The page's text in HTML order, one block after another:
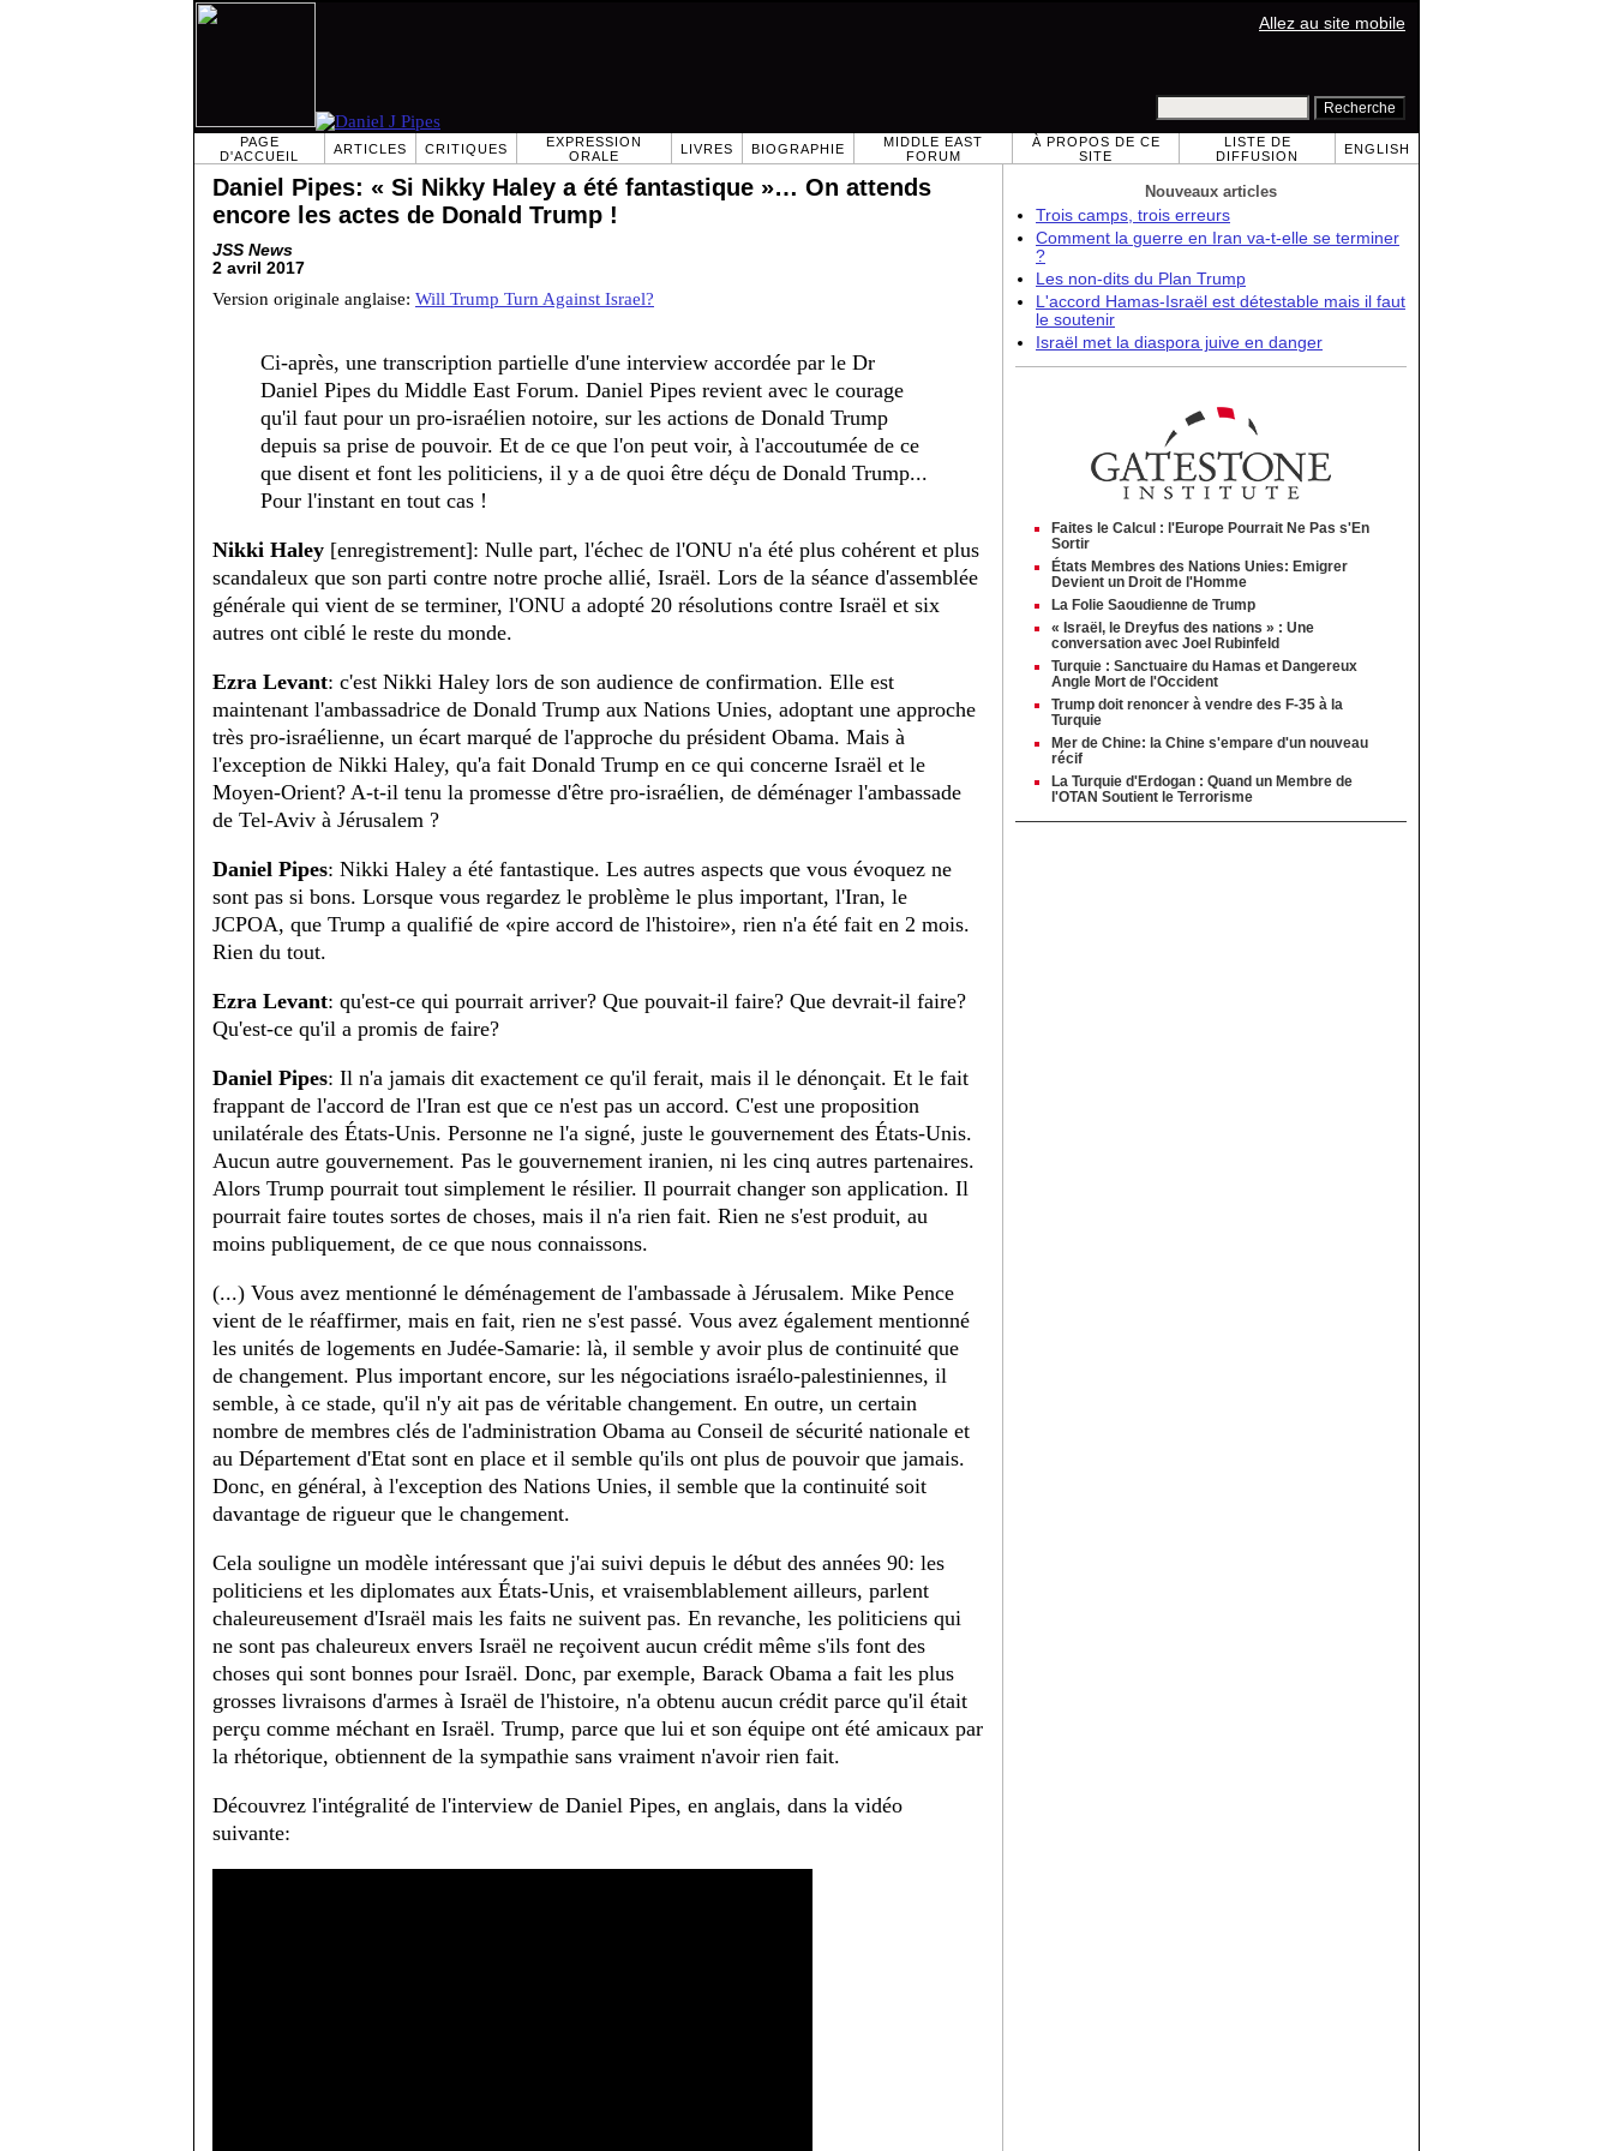
Allez au site mobile
PAGE
D'ACCUEIL
ARTICLES CRITIQUES
EXPRESSION
ORALE
LIVRES BIOGRAPHIE
MIDDLE EAST
FORUM
À PROPOS DE CE
SITE
LISTE DE
DIFFUSION
ENGLISH
Daniel Pipes: « Si Nikky Haley a été fantastique »… On attends
encore les actes de Donald Trump !
JSS News
2 avril 2017
Version originale anglaise: Will Trump Turn Against Israel?
Ci-après, une transcription partielle d'une interview accordée par le Dr
Daniel Pipes du Middle East Forum. Daniel Pipes revient avec le courage
qu'il faut pour un pro-israélien notoire, sur les actions de Donald Trump
depuis sa prise de pouvoir. Et de ce que l'on peut voir, à l'accoutumée de ce
que disent et font les politiciens, il y a de quoi être déçu de Donald Trump...
Pour l'instant en tout cas !
Nikki Haley [enregistrement]: Nulle part, l'échec de l'ONU n'a été plus cohérent et plus
scandaleux que son parti contre notre proche allié, Israël. Lors de la séance d'assemblée
générale qui vient de se terminer, l'ONU a adopté 20 résolutions contre Israël et six
autres ont ciblé le reste du monde.
Ezra Levant: c'est Nikki Haley lors de son audience de confirmation. Elle est
maintenant l'ambassadrice de Donald Trump aux Nations Unies, adoptant une approche
très pro-israélienne, un écart marqué de l'approche du président Obama. Mais à
l'exception de Nikki Haley, qu'a fait Donald Trump en ce qui concerne Israël et le
Moyen-Orient? A-t-il tenu la promesse d'être pro-israélien, de déménager l'ambassade
de Tel-Aviv à Jérusalem ?
Daniel Pipes: Nikki Haley a été fantastique. Les autres aspects que vous évoquez ne
sont pas si bons. Lorsque vous regardez le problème le plus important, l'Iran, le
JCPOA, que Trump a qualifié de «pire accord de l'histoire», rien n'a été fait en 2 mois.
Rien du tout.
Ezra Levant: qu'est-ce qui pourrait arriver? Que pouvait-il faire? Que devrait-il faire?
Qu'est-ce qu'il a promis de faire?
Daniel Pipes: Il n'a jamais dit exactement ce qu'il ferait, mais il le dénonçait. Et le fait
frappant de l'accord de l'Iran est que ce n'est pas un accord. C'est une proposition
unilatérale des États-Unis. Personne ne l'a signé, juste le gouvernement des États-Unis.
Aucun autre gouvernement. Pas le gouvernement iranien, ni les cinq autres partenaires.
Alors Trump pourrait tout simplement le résilier. Il pourrait changer son application. Il
pourrait faire toutes sortes de choses, mais il n'a rien fait. Rien ne s'est produit, au
moins publiquement, de ce que nous connaissons.
(...) Vous avez mentionné le déménagement de l'ambassade à Jérusalem. Mike Pence
vient de le réaffirmer, mais en fait, rien ne s'est passé. Vous avez également mentionné
les unités de logements en Judée-Samarie: là, il semble y avoir plus de continuité que
de changement. Plus important encore, sur les négociations israélo-palestiniennes, il
semble, à ce stade, qu'il n'y ait pas de véritable changement. En outre, un certain
nombre de membres clés de l'administration Obama au Conseil de sécurité nationale et
au Département d'Etat sont en place et il semble qu'ils ont plus de pouvoir que jamais.
Donc, en général, à l'exception des Nations Unies, il semble que la continuité soit
davantage de rigueur que le changement.
Cela souligne un modèle intéressant que j'ai suivi depuis le début des années 90: les
politiciens et les diplomates aux États-Unis, et vraisemblablement ailleurs, parlent
chaleureusement d'Israël mais les faits ne suivent pas. En revanche, les politiciens qui
ne sont pas chaleureux envers Israël ne reçoivent aucun crédit même s'ils font des
choses qui sont bonnes pour Israël. Donc, par exemple, Barack Obama a fait les plus
grosses livraisons d'armes à Israël de l'histoire, n'a obtenu aucun crédit parce qu'il était
perçu comme méchant en Israël. Trump, parce que lui et son équipe ont été amicaux par
la rhétorique, obtiennent de la sympathie sans vraiment n'avoir rien fait.
Découvrez l'intégralité de l'interview de Daniel Pipes, en anglais, dans la vidéo
suivante:
Nouveaux articles
Trois camps, trois erreurs
Comment la guerre en Iran va-t-elle se terminer
?
Les non-dits du Plan Trump
L'accord Hamas-Israël est détestable mais il faut
le soutenir
Israël met la diaspora juive en danger
Faites le Calcul : l'Europe Pourrait Ne Pas s'En
Sortir
États Membres des Nations Unies: Emigrer
Devient un Droit de l'Homme
La Folie Saoudienne de Trump
« Israël, le Dreyfus des nations » : Une
conversation avec Joel Rubinfeld
Turquie : Sanctuaire du Hamas et Dangereux
Angle Mort de l'Occident
Trump doit renoncer à vendre des F-35 à la
Turquie
Mer de Chine: la Chine s'empare d'un nouveau
récif
La Turquie d'Erdogan : Quand un Membre de
l'OTAN Soutient le Terrorisme